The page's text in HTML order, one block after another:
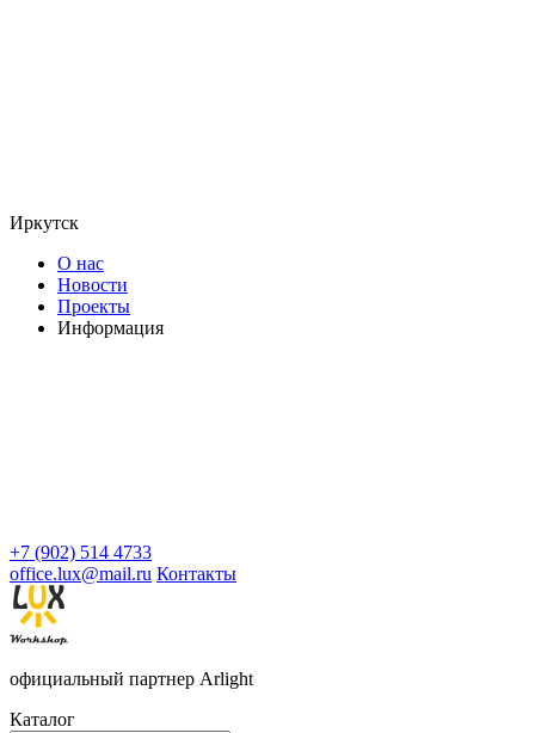
Иркутск
О нас
Новости
Проекты
Информация
+7 (902) 514 4733
office.lux@mail.ru Контакты
официальный партнер Arlight
Каталог